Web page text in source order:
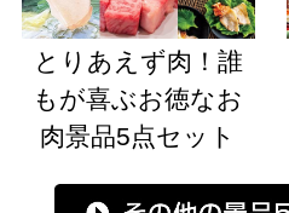
とりあえず肉！誰
もが喜ぶお徳なお
肉景品5点セット